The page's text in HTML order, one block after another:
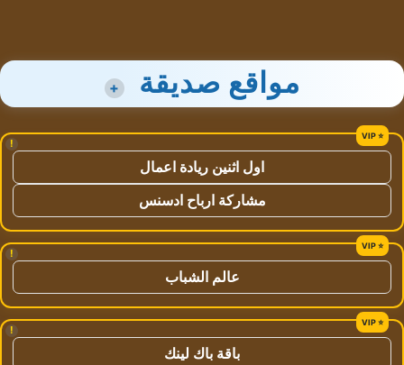
مواقع صديقة +
!
اول اثنين ريادة اعمال
مشاركة ارباح ادسنس
!
عالم الشباب
!
باقة باك لينك